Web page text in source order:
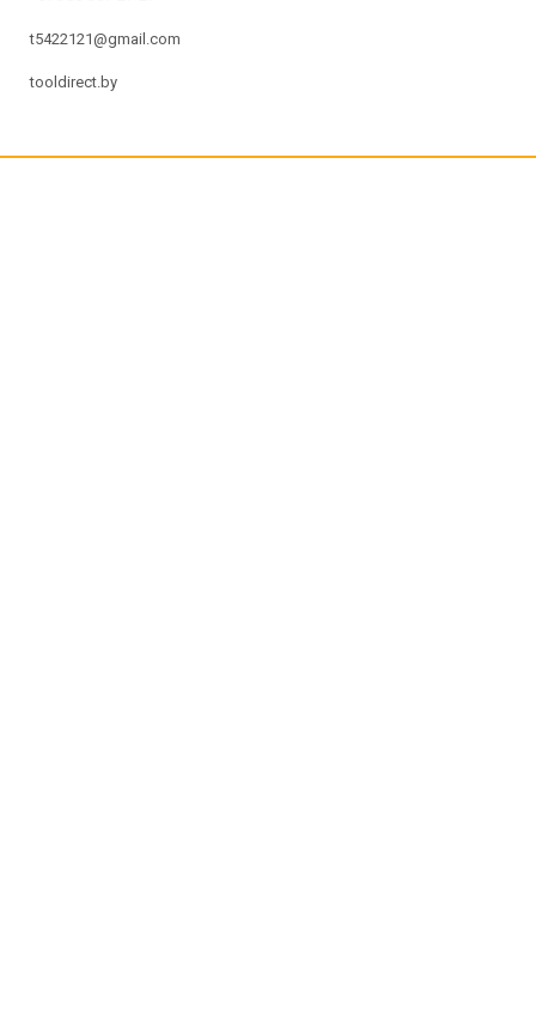
t5422121@gmail.com
tooldirect.by